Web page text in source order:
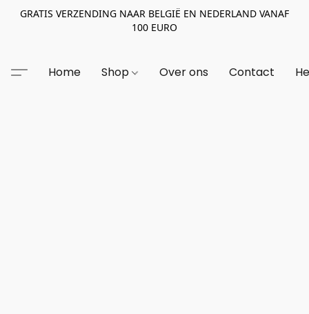
GRATIS VERZENDING NAAR BELGIË EN NEDERLAND VANAF
100 EURO
Home Shop Over ons Contact